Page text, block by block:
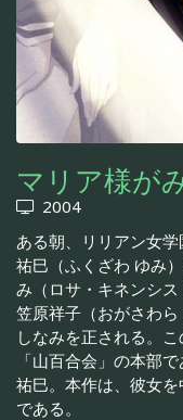
マリア様が
2004
ある朝、リリアン女
祐巳（ふくざわ ゆみ
み（ロサ・キネンシ
笠原祥子（おがさわ
しなみを正される。
「山百合会」の本部
祐巳。本作は、彼女
である。